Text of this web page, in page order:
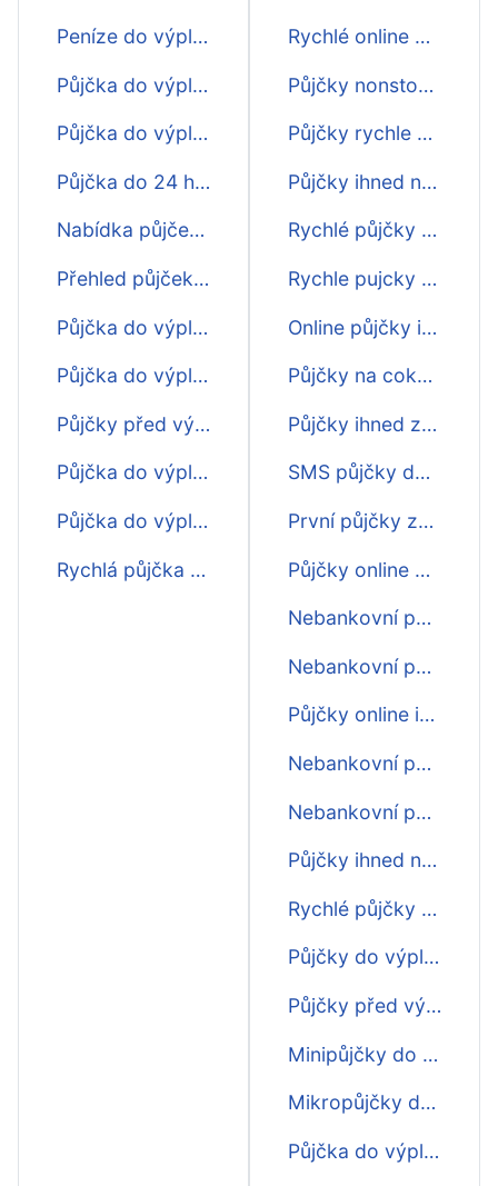
Peníze do výplaty
Půjčka do výplaty ihned na účet
Půjčka do výplaty na 30 dní
Půjčka do 24 hodin
Nabídka půjček do výplaty
Přehled půjček do výplaty
Půjčka do výplaty i o víkendu
Půjčka do výplaty na měsíc
Půjčky před výplatou ihned
Půjčka do výplaty do 15 min
Půjčka do výplaty do hodiny
Rychlá půjčka do výplaty online
Rychlé online půjčky do výplaty
Půjčky nonstop do výplaty
Půjčky rychle do výplaty
Půjčky ihned na bankovní účet do výplaty
Rychlé půjčky do výplaty nonstop
Rychle pujcky do vyplaty
Online půjčky ihned na účet do výplaty
Půjčky na cokoliv do výplaty
Půjčky ihned zdarma do výplaty
SMS půjčky do výplaty
První půjčky zdarma do výplaty
Půjčky online do výplaty
Nebankovní půjčky online do výplaty
Nebankovní půjčka online do výplaty
Půjčky online ihned do výplaty
Nebankovní půjčky ihned do výplaty
Nebankovní půjčky do výplaty
Půjčky ihned na účet do výplaty
Rychlé půjčky do výplaty
Půjčky do výplaty o víkendu
Půjčky před výplatou
Minipůjčky do výplaty
Mikropůjčky do výplaty
Půjčka do výplaty do 15 minut